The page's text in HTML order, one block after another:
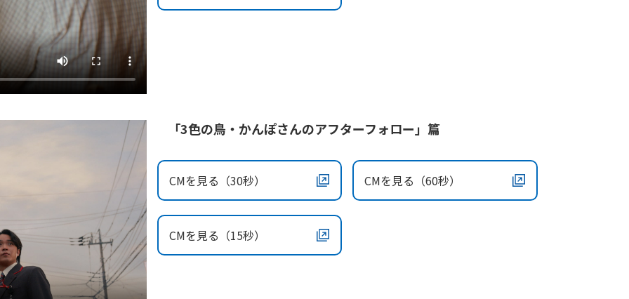
「3色の鳥・かんぽさんのアフターフォロー」篇
CMを見る（30秒） CMを見る（60秒）
CMを見る（15秒）